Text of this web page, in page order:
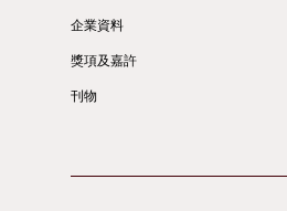
企業資料
獎項及嘉許
刊物